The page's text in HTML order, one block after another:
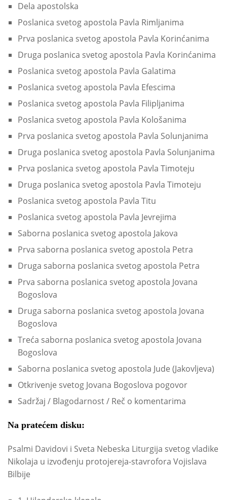
Dela apostolska
Poslanica svetog apostola Pavla Rimljanima
Prva poslanica svetog apostola Pavla Korinćanima
Druga poslanica svetog apostola Pavla Korinćanima
Poslanica svetog apostola Pavla Galatima
Poslanica svetog apostola Pavla Efescima
Poslanica svetog apostola Pavla Filipljanima
Poslanica svetog apostola Pavla Kološanima
Prva poslanica svetog apostola Pavla Solunjanima
Druga poslanica svetog apostola Pavla Solunjanima
Prva poslanica svetog apostola Pavla Timoteju
Druga poslanica svetog apostola Pavla Timoteju
Poslanica svetog apostola Pavla Titu
Poslanica svetog apostola Pavla Jevrejima
Saborna poslanica svetog apostola Jakova
Prva saborna poslanica svetog apostola Petra
Druga saborna poslanica svetog apostola Petra
Prva saborna poslanica svetog apostola Jovana
Bogoslova
Druga saborna poslanica svetog apostola Jovana
Bogoslova
Treća saborna poslanica svetog apostola Jovana
Bogoslova
Saborna poslanica svetog apostola Jude (Jakovljeva)
Otkrivenje svetog Jovana Bogoslova pogovor
Sadržaj / Blagodarnost / Reč o komentarima
Na pratećem disku:
Psalmi Davidovi i Sveta Nebeska Liturgija svetog vladike
Nikolaja u izvođenju protojereja-stavrofora Vojislava
Bilbije